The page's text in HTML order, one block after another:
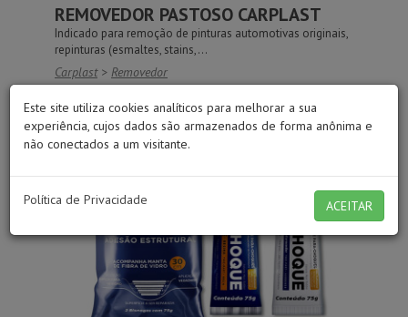
REMOVEDOR PASTOSO CARPLAST
Indicado para remoção de pinturas automotivas originais,
repinturas (esmaltes, stains,...
Carplast > Removedor
Este site utiliza cookies analíticos para melhorar a sua
experiência, cujos dados são armazenados de forma anônima e
não conectados a um visitante.
Política de Privacidade ACEITAR